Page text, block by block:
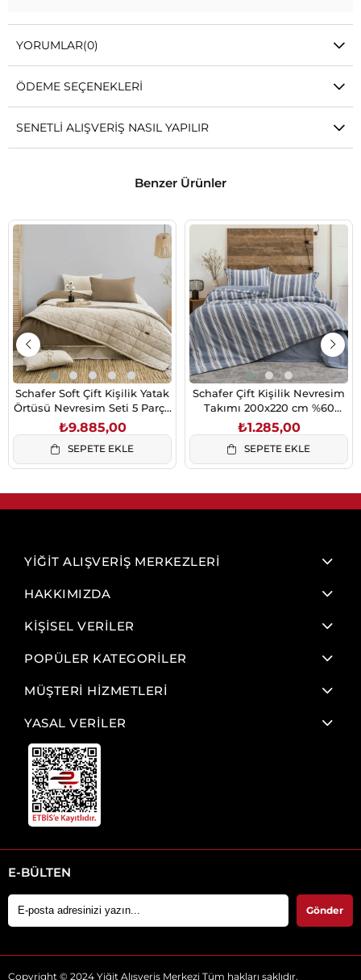
YORUMLAR(0)
ÖDEME SEÇENEKLERI
SENETLI ALIŞVERIŞ NASIL YAPILIR
Benzer Ürünler
Schafer Soft Çift Kişilik Yatak
Örtüsü Nevresim Seti 5 Parça
Bej 230x250
₺9.885,00
SEPETE EKLE
Schafer Çift Kişilik Nevresim
Takımı 200x220 cm %60
Pamuk %40 Polyester
₺1.285,00
SEPETE EKLE
YİĞİT ALIŞVERİŞ MERKEZLERİ
HAKKIMIZDA
KİŞİSEL VERİLER
POPÜLER KATEGORİLER
MÜŞTERİ HİZMETLERİ
YASAL VERİLER
E-BÜLTEN
Gönder
Copyright © 2024 Yiğit Alışveriş Merkezi Tüm hakları saklıdır.